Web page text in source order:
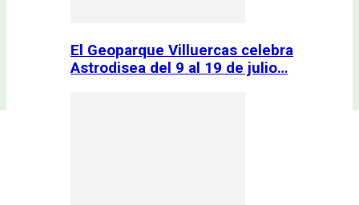
El Geoparque Villuercas celebra
Astrodisea del 9 al 19 de julio…